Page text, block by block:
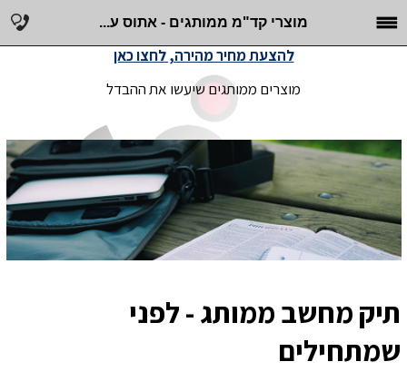
מוצרי קד"מ ממותגים - אתוס ע...
מוצרים ממותגים שיעשו את ההבדל
להצעת מחיר מהירה, לחצו כאן
תיק מחשב ממותג - לפני
שמתחילים